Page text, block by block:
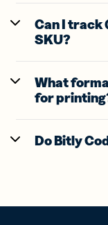
Can I track
SKU?
What
for
Do Bitly